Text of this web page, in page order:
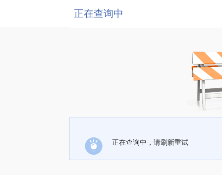
正在查询中
正在查询中，请刷新重试